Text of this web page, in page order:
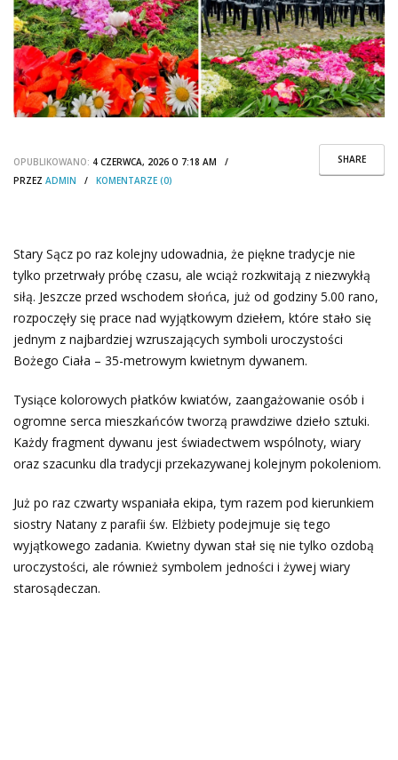
SHARE
OPUBLIKOWANO: 4 CZERWCA, 2026 O 7:18 AM /
PRZEZ ADMIN / KOMENTARZE (0)
Stary Sącz po raz kolejny udowadnia, że piękne tradycje nie
tylko przetrwały próbę czasu, ale wciąż rozkwitają z niezwykłą
siłą. Jeszcze przed wschodem słońca, już od godziny 5.00 rano,
rozpoczęły się prace nad wyjątkowym dziełem, które stało się
jednym z najbardziej wzruszających symboli uroczystości
Bożego Ciała – 35-metrowym kwietnym dywanem.
Tysiące kolorowych płatków kwiatów, zaangażowanie osób i
ogromne serca mieszkańców tworzą prawdziwe dzieło sztuki.
Każdy fragment dywanu jest świadectwem wspólnoty, wiary
oraz szacunku dla tradycji przekazywanej kolejnym pokoleniom.
Już po raz czwarty wspaniała ekipa, tym razem pod kierunkiem
siostry Natany z parafii św. Elżbiety podejmuje się tego
wyjątkowego zadania. Kwietny dywan stał się nie tylko ozdobą
uroczystości, ale również symbolem jedności i żywej wiary
starosądeczan.